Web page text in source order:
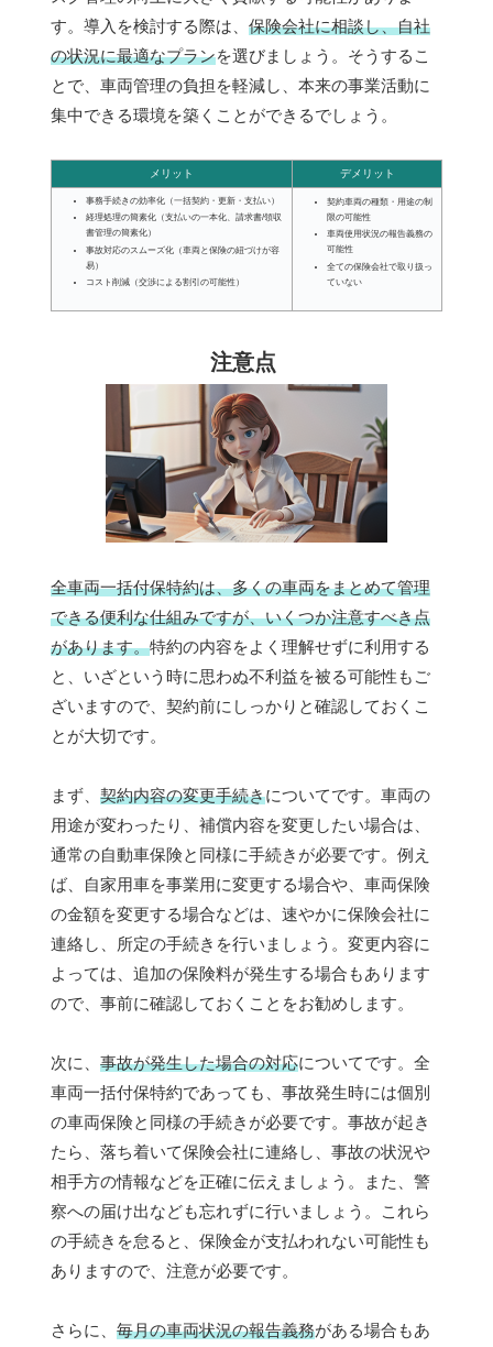
す。導入を検討する際は、 保険会社に相談し、自社
の状況に最適なプランを選びましょう。そうするこ
とで、車両管理の負担を軽減し、本来の事業活動に
集中できる環境を築くことができるでしょう。
メリット デメリット
事務手続きの効率化（一括契約・更新・支払い）
経理処理の簡素化（支払いの一本化、請求書/領収
書管理の簡素化）
事故対応のスムーズ化（車両と保険の紐づけが容
易）
コスト削減（交渉による割引の可能性）
契約車両の種類・用途の制
限の可能性
車両使用状況の報告義務の
可能性
全ての保険会社で取り扱っ
ていない
注意点
全車両一括付保特約は、多くの車両をまとめて管理
できる便利な仕組みですが、いくつか注意すべき点
があります。特約の内容をよく理解せずに利用する
と、いざという時に思わぬ不利益を被る可能性もご
ざいますので、契約前にしっかりと確認しておくこ
とが大切です。
まず、 契約内容の変更手続きについてです。車両の
用途が変わったり、補償内容を変更したい場合は、
通常の自動車保険と同様に手続きが必要です。例え
ば、自家用車を事業用に変更する場合や、車両保険
の金額を変更する場合などは、速やかに保険会社に
連絡し、所定の手続きを行いましょう。変更内容に
よっては、追加の保険料が発生する場合もあります
ので、事前に確認しておくことをお勧めします。
次に、 事故が発生した場合の対応についてです。全
車両一括付保特約であっても、事故発生時には個別
の車両保険と同様の手続きが必要です。事故が起き
たら、落ち着いて保険会社に連絡し、事故の状況や
相手方の情報などを正確に伝えましょう。また、警
察への届け出なども忘れずに行いましょう。これら
の手続きを怠ると、保険金が支払われない可能性も
ありますので、注意が必要です。
さらに、 毎月の車両状況の報告義務がある場合もあ